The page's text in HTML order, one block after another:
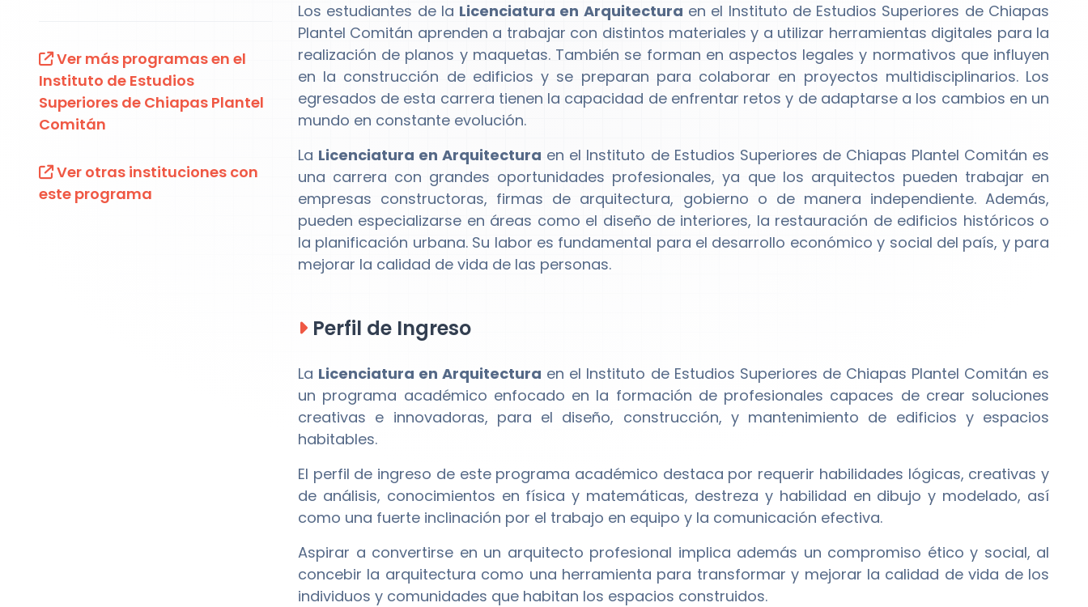
Ver más programas en el
Instituto de Estudios
Superiores de Chiapas Plantel
Comitán
Ver otras instituciones con
este programa
Los estudiantes de la Licenciatura en Arquitectura en el Instituto de Estudios Superiores de Chiapas
Plantel Comitán aprenden a trabajar con distintos materiales y a utilizar herramientas digitales para la
realización de planos y maquetas. También se forman en aspectos legales y normativos que influyen
en la construcción de edificios y se preparan para colaborar en proyectos multidisciplinarios. Los
egresados de esta carrera tienen la capacidad de enfrentar retos y de adaptarse a los cambios en un
mundo en constante evolución.
La Licenciatura en Arquitectura en el Instituto de Estudios Superiores de Chiapas Plantel Comitán es
una carrera con grandes oportunidades profesionales, ya que los arquitectos pueden trabajar en
empresas constructoras, firmas de arquitectura, gobierno o de manera independiente. Además,
pueden especializarse en áreas como el diseño de interiores, la restauración de edificios históricos o
la planificación urbana. Su labor es fundamental para el desarrollo económico y social del país, y para
mejorar la calidad de vida de las personas.
Perfil de Ingreso
La Licenciatura en Arquitectura en el Instituto de Estudios Superiores de Chiapas Plantel Comitán es
un programa académico enfocado en la formación de profesionales capaces de crear soluciones
creativas e innovadoras, para el diseño, construcción, y mantenimiento de edificios y espacios
habitables.
El perfil de ingreso de este programa académico destaca por requerir habilidades lógicas, creativas y
de análisis, conocimientos en física y matemáticas, destreza y habilidad en dibujo y modelado, así
como una fuerte inclinación por el trabajo en equipo y la comunicación efectiva.
Aspirar a convertirse en un arquitecto profesional implica además un compromiso ético y social, al
concebir la arquitectura como una herramienta para transformar y mejorar la calidad de vida de los
individuos y comunidades que habitan los espacios construidos.